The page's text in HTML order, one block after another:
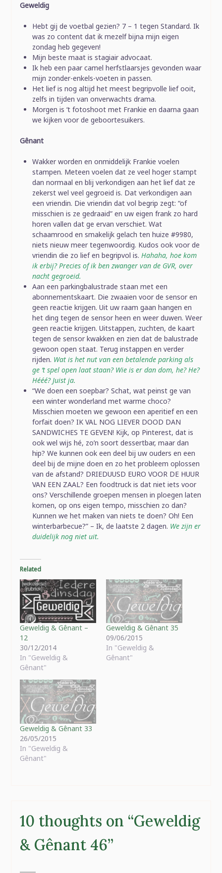
Geweldig
Hebt gij de voetbal gezien? 7 – 1 tegen Standard. Ik
was zo content dat ik mezelf bijna mijn eigen
zondag heb gegeven!
Mijn beste maat is stagiair advocaat.
Ik heb een paar camel herfstlaarsjes gevonden waar
mijn zonder-enkels-voeten in passen.
Het lief is nog altijd het meest begripvolle lief ooit,
zelfs in tijden van onverwachts drama.
Morgen is ‘t fotoshoot met Frankie en daarna gaan
we kijken voor de geboortesuikers.
Gênant
Wakker worden en onmiddelijk Frankie voelen
stampen. Meteen voelen dat ze veel hoger stampt
dan normaal en blij verkondigen aan het lief dat ze
zekerst wel veel gegroeid is. Dat verkondigen aan
een vriendin. Die vriendin dat vol begrip zegt: “of
misschien is ze gedraaid” en uw eigen frank zo hard
horen vallen dat ge ervan verschiet. Wat
schaamrood en smakelijk gelach ten huize #9980,
niets nieuw meer tegenwoordig. Kudos ook voor de
vriendin die zo lief en begripvol is. Hahaha, hoe kom
ik erbij? Precies of ik ben zwanger van de GVR, over
nacht gegroeid.
Aan een parkingbalustrade staan met een
abonnementskaart. Die zwaaien voor de sensor en
geen reactie krijgen. Uit uw raam gaan hangen en
het ding tegen de sensor heen en weer duwen. Weer
geen reactie krijgen. Uitstappen, zuchten, de kaart
tegen de sensor kwakken en zien dat de balustrade
gewoon open staat. Terug instappen en verder
rijden. Wat is het nut van een betalende parking als
ge ‘t spel open laat staan? Wie is er dan dom, he? He?
Hééé? Juist ja.
“We doen een soepbar? Schat, wat peinst ge van
een winter wonderland met warme choco?
Misschien moeten we gewoon een aperitief en een
forfait doen? IK VAL NOG LIEVER DOOD DAN
SANDWICHES TE GEVEN! Kijk, op Pinterest, dat is
ook wel wijs hé, zo’n soort dessertbar, maar dan
hip? We kunnen ook een deel bij uw ouders en een
deel bij de mijne doen en zo het probleem oplossen
van de afstand? DRIEDUUSD EURO VOOR DE HUUR
VAN EEN ZAAL? Een foodtruck is dat niet iets voor
ons? Verschillende groepen mensen in ploegen laten
komen, op ons eigen tempo, misschien zo dan?
Kunnen we het maken van niets te doen? Oh! Een
winterbarbecue?” – Ik, de laatste 2 dagen. We zijn er
duidelijk nog niet uit.
Related
Geweldig & Gênant –
12
30/12/2014
In "Geweldig &
Gênant"
Geweldig & Gênant 35
09/06/2015
In "Geweldig &
Gênant"
Geweldig & Gênant 33
26/05/2015
In "Geweldig &
Gênant"
10 thoughts on “Geweldig
& Gênant 46”